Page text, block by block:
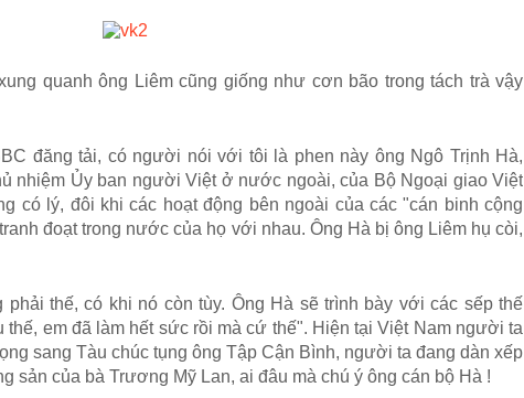
quanh ông Liêm cũng giống như cơn bão trong tách trà vậy
đăng tải, có người nói với tôi là phen này ông Ngô Trịnh Hà,
nhiệm Ủy ban người Việt ở nước ngoài, của Bộ Ngoại giao Việt
có lý, đôi khi các hoạt động bên ngoài của các "cán binh cộng
đoạt trong nước của họ với nhau. Ông Hà bị ông Liêm hụ còi,
phải thế, có khi nó còn tùy. Ông Hà sẽ trình bày với các sếp thế
thế, em đã làm hết sức rồi mà cứ thế". Hiện tại Việt Nam người ta
sang Tàu chúc tụng ông Tập Cận Bình, người ta đang dàn xếp
sản của bà Trương Mỹ Lan, ai đâu mà chú ý ông cán bộ Hà !